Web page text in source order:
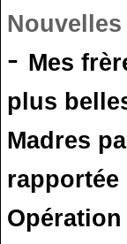
- Mes
plus
Madres
rapportée
Opération